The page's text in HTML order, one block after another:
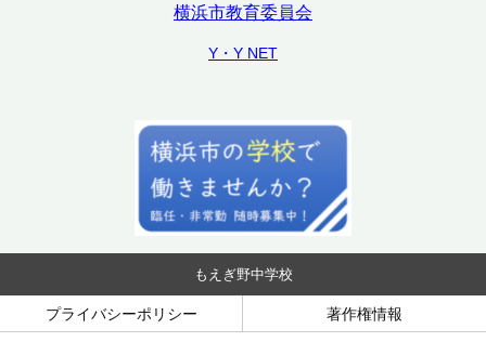
横浜市教育委員会
Y・Y NET
もえぎ野中学校
プライバシーポリシー 著作権情報